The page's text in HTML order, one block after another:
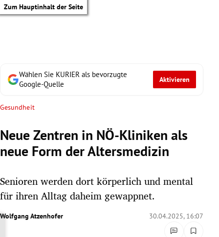
Zum Hauptinhalt der Seite
Wählen Sie KURIER als bevorzugte
Google-Quelle
Aktivieren
Gesundheit
Neue Zentren in NÖ-Kliniken als
neue Form der Altersmedizin
Senioren werden dort körperlich und mental
für ihren Alltag daheim gewappnet.
Wolfgang Atzenhofer 30.04.2025, 16:07